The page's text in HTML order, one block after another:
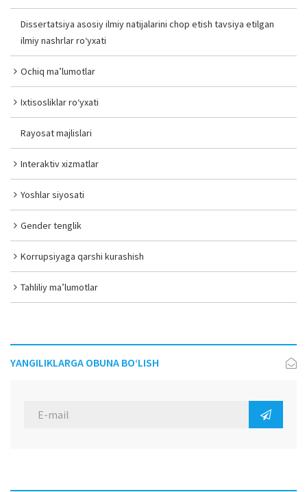
Dissertatsiya asosiy ilmiy natijalarini chop etish tavsiya etilgan
ilmiy nashrlar ro‘yxati
Ochiq ma’lumotlar
Ixtisosliklar ro‘yxati
Rayosat majlislari
Interaktiv xizmatlar
Yoshlar siyosati
Gender tenglik
Korrupsiyaga qarshi kurashish
Tahliliy ma’lumotlar
YANGILIKLARGA OBUNA BO‘LISH